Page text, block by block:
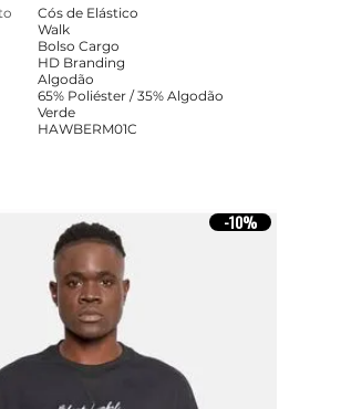
Cós de Elástico
Walk
Bolso Cargo
HD Branding
Algodão
65% Poliéster / 35% Algodão
Verde
HAWBERM01C
-10%